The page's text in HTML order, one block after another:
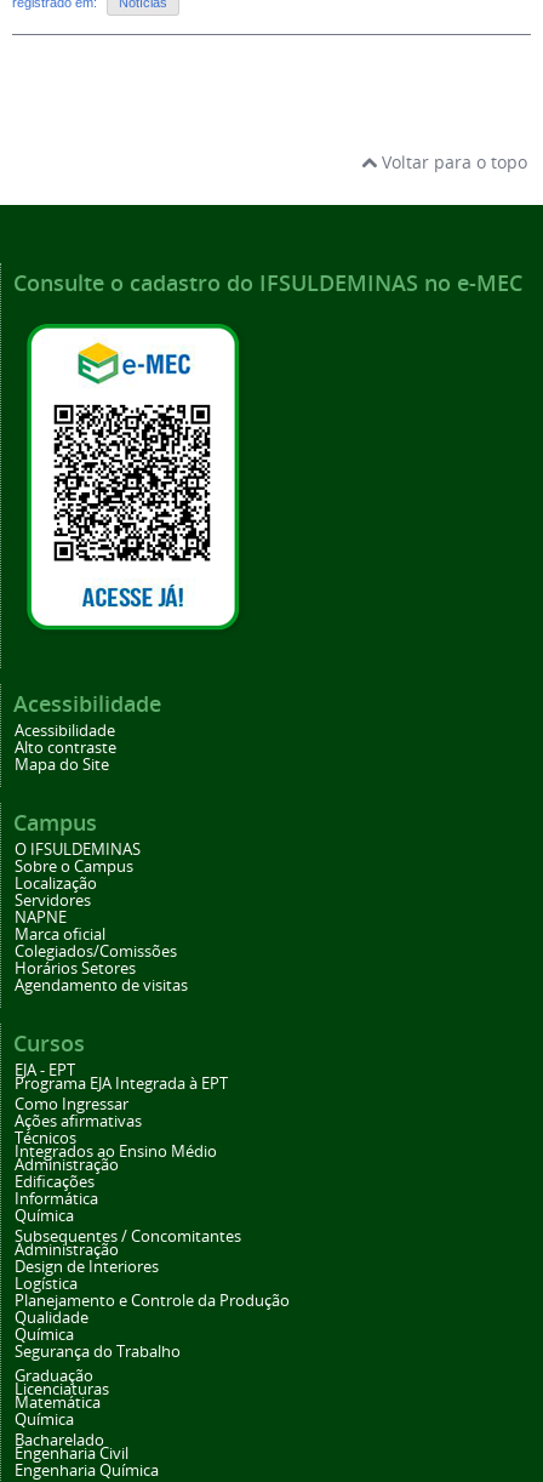
Voltar para o topo
Consulte o cadastro do IFSULDEMINAS no e-MEC
Acessibilidade
Acessibilidade
Alto contraste
Mapa do Site
Campus
O IFSULDEMINAS
Sobre o Campus
Localização
Servidores
NAPNE
Marca oficial
Colegiados/Comissões
Horários Setores
Agendamento de visitas
Cursos
EJA - EPT
Programa EJA Integrada à EPT
Como Ingressar
Ações afirmativas
Técnicos
Integrados ao Ensino Médio
Administração
Edificações
Informática
Química
Subsequentes / Concomitantes
Administração
Design de Interiores
Logística
Planejamento e Controle da Produção
Qualidade
Química
Segurança do Trabalho
Graduação
Licenciaturas
Matemática
Química
Bacharelado
Engenharia Civil
Engenharia Química